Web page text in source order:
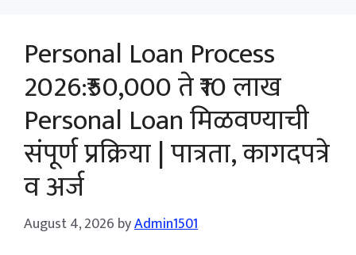
Personal Loan Process
2026:₹50,000 ते ₹10 लाख
Personal Loan मिळवण्याची
संपूर्ण प्रक्रिया | पात्रता, कागदपत्रे
व अर्ज
August 4, 2026 byAdmin1501